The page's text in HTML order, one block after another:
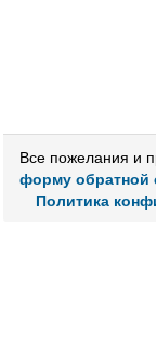
Все пожелания и
форму обратной
Политика